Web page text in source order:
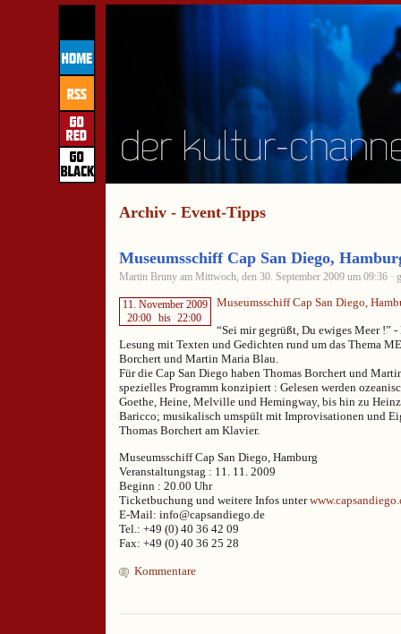
Archiv - Event-Tipps
Museumsschiff Cap San Diego,
Martin Bruny am Mittwoch, den 30. September 2009 um 09:36 ·
11. November 2009
20:00 bis 22:00
Museumsschiff Cap San Diego,
“Sei mir gegrüßt, Du ewiges Meer !”
Lesung mit Texten und Gedichten rund um das Thema
Borchert und Martin Maria Blau.
Für die Cap San Diego haben Thomas Borchert und
spezielles Programm konzipiert : Gelesen werden
Goethe, Heine, Melville und Hemingway, bis hin zu
Baricco; musikalisch umspült mit Improvisationen und
Thomas Borchert am Klavier.
Museumsschiff Cap San Diego, Hamburg
Veranstaltungstag : 11. 11. 2009
Beginn : 20.00 Uhr
Ticketbuchung und weitere Infos unter
E-Mail: info@capsandiego.de
Tel.: +49 (0) 40 36 42 09
Fax: +49 (0) 40 36 25 28
Kommentare